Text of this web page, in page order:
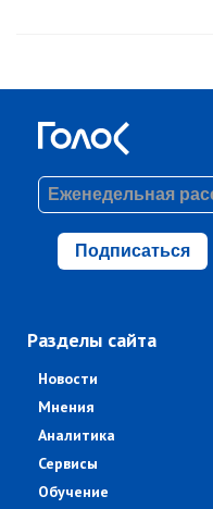
Подписаться
Разделы сайта
Новости
Мнения
Аналитика
Сервисы
Обучение